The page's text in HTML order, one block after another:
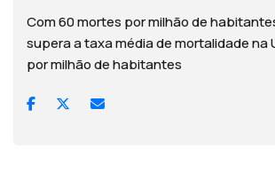
Com 60 mortes por milhão de
supera a taxa média de mortalidade na
por milhão de habitantes